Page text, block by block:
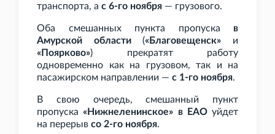
транспорта, а с 6-го ноября — грузового.
Оба смешанных пункта пропуска в
Амурской области(«Благовещенск» и
«Поярково») прекратят работу
одновременно как на грузовом, так и на
пасажирском направлении — с 1-го ноября.
В свою очередь, смешанный пункт
пропуска«Нижнеленинское» в ЕАОуйдет
на перерыв со 2-го ноября.